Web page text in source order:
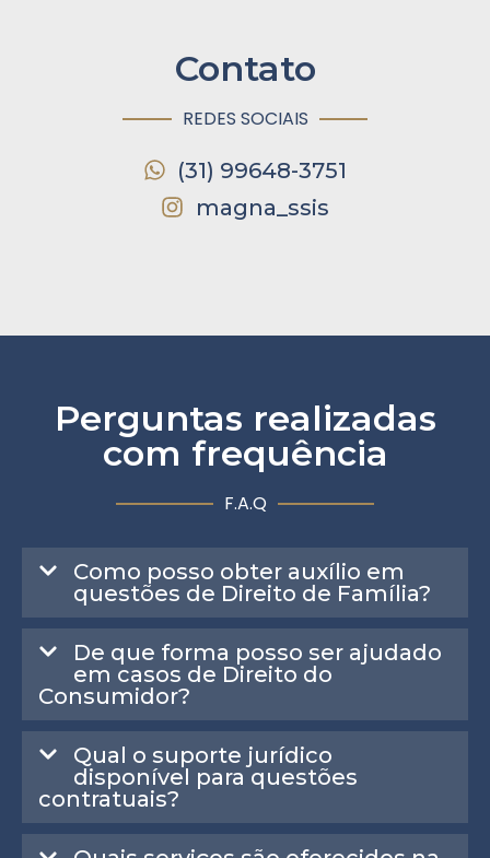
Contato
REDES SOCIAIS
(31) 99648-3751
magna_ssis
Perguntas realizadas
com frequência
F.A.Q
Como posso obter auxílio em
questões de Direito de Família?
De que forma posso ser ajudado
em casos de Direito do
Consumidor?
Qual o suporte jurídico
disponível para questões
contratuais?